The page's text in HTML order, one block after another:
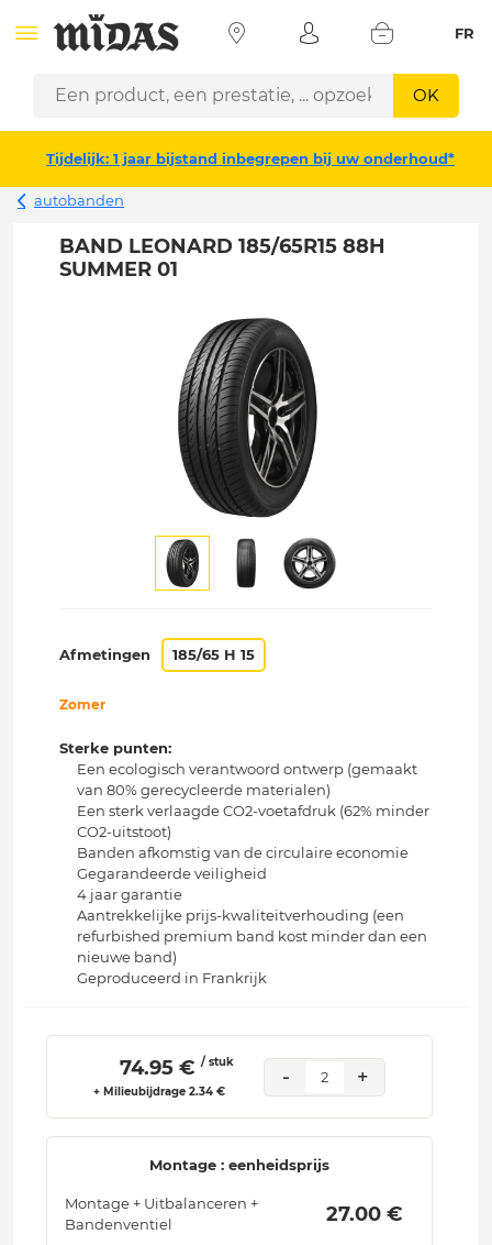
FR
OK
Tijdelijk: 1 jaar bijstand inbegrepen bij uw onderhoud*
autobanden
BAND LEONARD 185/65R15 88H
SUMMER 01
Afmetingen 185/65 H 15
Zomer
Sterke punten:
Een ecologisch verantwoord ontwerp (gemaakt
van 80% gerecycleerde materialen)
Een sterk verlaagde CO2-voetafdruk (62% minder
CO2-uitstoot)
Banden afkomstig van de circulaire economie
Gegarandeerde veiligheid
4 jaar garantie
Aantrekkelijke prijs-kwaliteitverhouding (een
refurbished premium band kost minder dan een
nieuwe band)
Geproduceerd in Frankrijk
74.95 € / stuk
+ Milieubijdrage 2.34 €
- 2 +
Montage : eenheidsprijs
Montage + Uitbalanceren +
Bandenventiel
27.00 €